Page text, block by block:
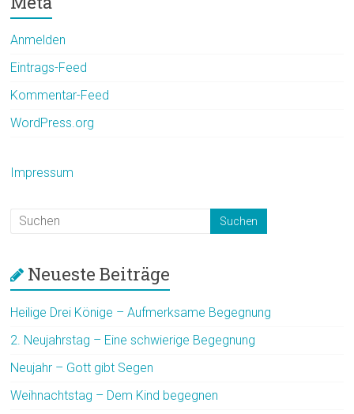
Anmelden
Eintrags-Feed
Kommentar-Feed
WordPress.org
Impressum
Neueste Beiträge
Heilige Drei Könige – Aufmerksame Begegnung
2. Neujahrstag – Eine schwierige Begegnung
Neujahr – Gott gibt Segen
Weihnachtstag – Dem Kind begegnen